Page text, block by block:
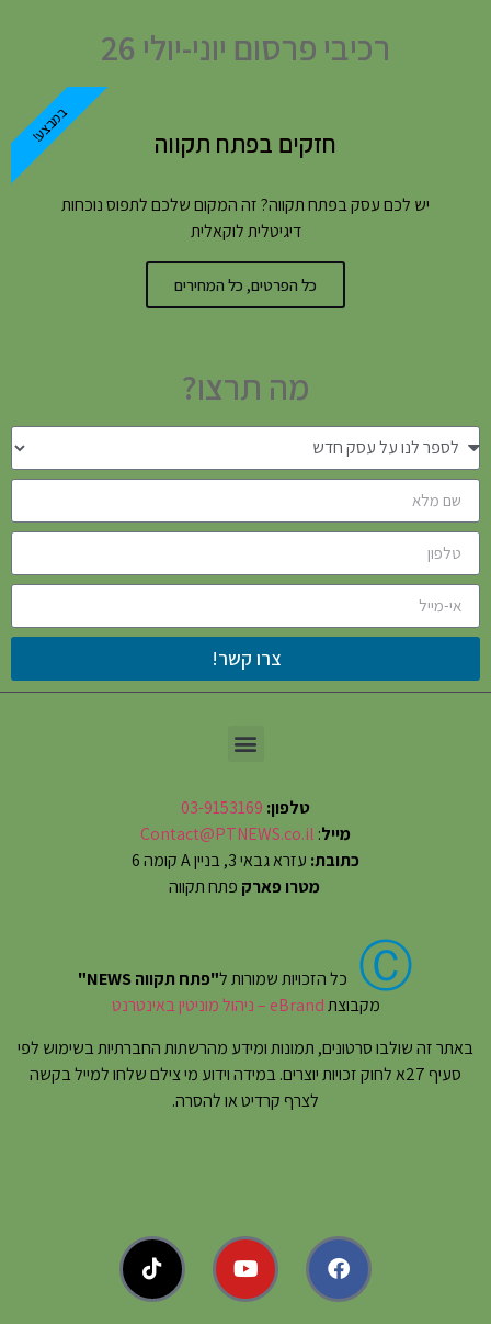
רכיבי פרסום יוני-יולי 26
חזקים בפתח תקווה
יש לכם עסק בפתח תקווה? זה המקום שלכם לתפוס נוכחות
דיגיטלית לוקאלית
כל הפרטים, כל המחירים
במבצע!
מה תרצו?
צרו קשר!
טלפון: 03-9153169
מייל:
Contact@PTNEWS.co.il
כתובת: עזרא גבאי 3, בניין A קומה 6
מטרו פארק פתח תקווה
Ⓒ כל הזכויות שמורות ל"פתח תקווה NEWS"
מקבוצתeBrand – ניהול מוניטין באינטרנט
באתר זה שולבו סרטונים, תמונות ומידע מהרשתות החברתיות בשימוש לפי
סעיף 27א לחוק זכויות יוצרים. במידה וידוע מי צילם שלחו למייל בקשה
לצרף קרדיט או להסרה.